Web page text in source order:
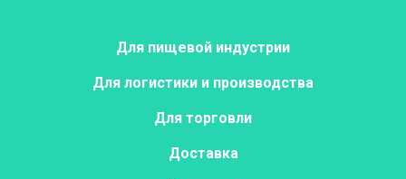
Для пищевой индустрии
Для логистики и производства
Для торговли
Доставка